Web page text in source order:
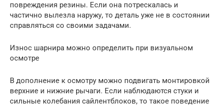
повреждения резины. Если она потрескалась и
частично вылезла наружу, то деталь уже не в состоянии
справляться со своими задачами.
Износ шарнира можно определить при визуальном
осмотре
В дополнение к осмотру можно подвигать монтировкой
верхние и нижние рычаги. Если наблюдаются стуки и
сильные колебания сайлентблоков, то такое поведение